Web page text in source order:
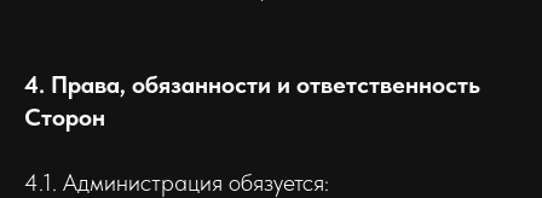
4. Права, обязанности и ответственность
Сторон
4.1. Администрация обязуется: